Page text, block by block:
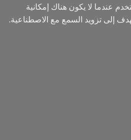
عندما لا يكون هناك إمكانية
إلى تزويد السمع مع الاصطناعية.